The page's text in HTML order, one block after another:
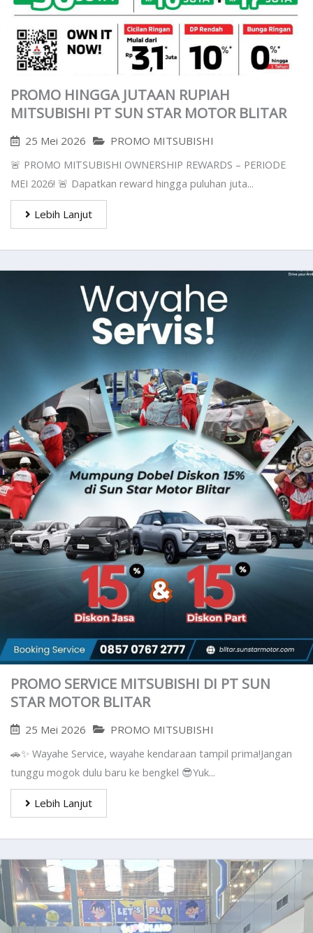
PROMO HINGGA JUTAAN RUPIAH
MITSUBISHI PT SUN STAR MOTOR BLITAR
25 Mei 2026
PROMO MITSUBISHI
🚨 PROMO MITSUBISHI OWNERSHIP REWARDS – PERIODE
MEI 2026! 🚨 Dapatkan reward hingga puluhan juta...
Lebih Lanjut
PROMO SERVICE MITSUBISHI DI PT SUN
STAR MOTOR BLITAR
25 Mei 2026
PROMO MITSUBISHI
🚗✨ Wayahe Service, wayahe kendaraan tampil prima!Jangan
tunggu mogok dulu baru ke bengkel 😎Yuk...
Lebih Lanjut